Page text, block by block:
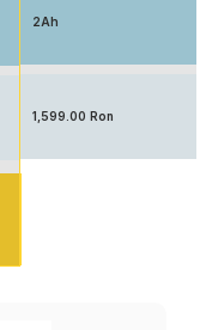
2Ah
1,599.00 Ron